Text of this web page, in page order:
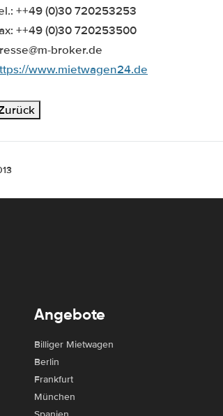
++49 (0)30 720253253
++49 (0)30 720253500
broker.de
www.mietwagen24.de
Angebote
Billiger Mietwagen
Berlin
Frankfurt
München